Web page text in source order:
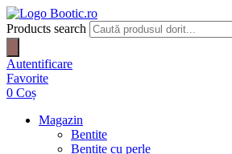
Products search
Autentificare
Favorite
0 Coș
Magazin
Bentite
Bentite cu perle